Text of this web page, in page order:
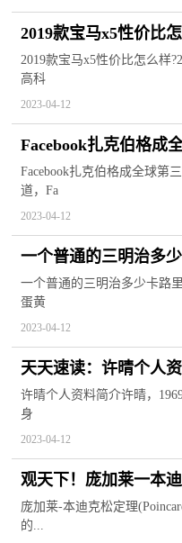
2019款宝马x5性价比
装包有什么）
2019款宝马x5性价比怎么样
高科
2023-04-12
Facebook扎克伯格成
富有为什么？
Facebook扎克伯格成全球第
道，Fa
2023-04-12
一个普通的三明治多
是什么？
一个普通的三明治多少卡路
蛋黄
2023-04-12
天天速读：​许晴个人
许晴个人资料简介许晴，
身
2023-04-12
观天下！庞加莱一本
庞加莱-本迪克松定理
的...